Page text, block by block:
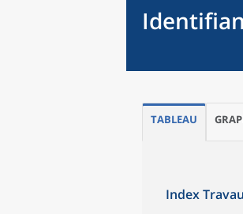
TABLEAU
Index